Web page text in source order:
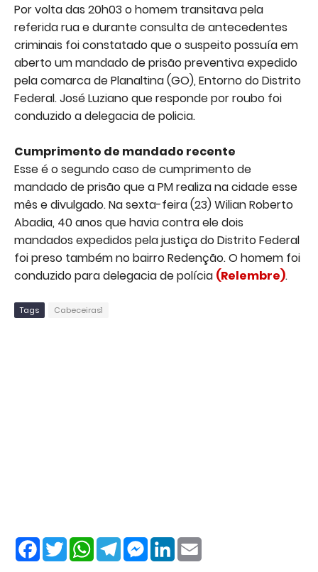
Por volta das 20h03 o homem transitava pela
referida rua e durante consulta de antecedentes
criminais foi constatado que o suspeito possuía em
aberto um mandado de prisão preventiva expedido
pela comarca de Planaltina (GO), Entorno do Distrito
Federal. José Luziano que responde por roubo foi
conduzido a delegacia de policia.
Cumprimento de mandado recente
Esse é o segundo caso de cumprimento de
mandado de prisão que a PM realiza na cidade esse
mês e divulgado. Na sexta-feira (23) Wilian Roberto
Abadia, 40 anos que havia contra ele dois
mandados expedidos pela justiça do Distrito Federal
foi preso também no bairro Redenção. O homem foi
conduzido para delegacia de polícia (Relembre).
Tags Cabeceiras1
F
a
c
T
w
W
a
T
M
s
L
n